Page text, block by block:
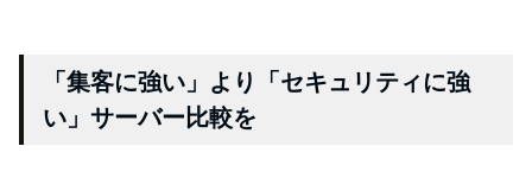
「集客に強い」より「セキュリティに強
い」サーバー比較を